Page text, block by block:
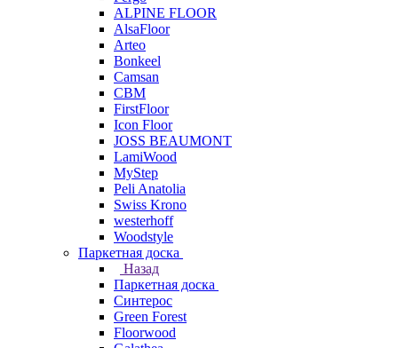
ALPINE FLOOR
AlsaFloor
Arteo
Bonkeel
Camsan
CBM
FirstFloor
Icon Floor
JOSS BEAUMONT
LamiWood
MyStep
Peli Anatolia
Swiss Krono
westerhoff
Woodstyle
Паркетная доска
Назад
Паркетная доска
Синтерос
Green Forest
Floorwood